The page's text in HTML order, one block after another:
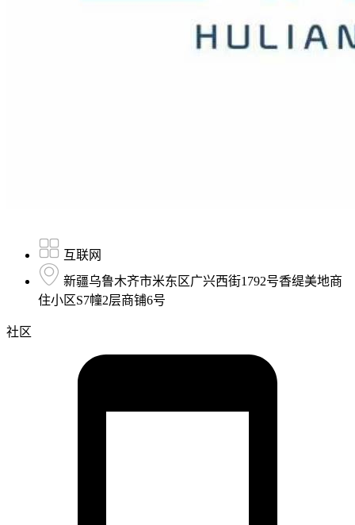
互联网
新疆乌鲁木齐市米东区广兴西街1792号香缇美地商
住小区S7幢2层商铺6号
社区